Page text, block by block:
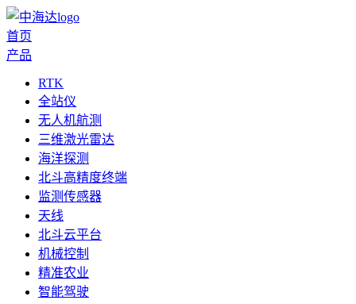
首页
产品
RTK
全站仪
无人机航测
三维激光雷达
海洋探测
北斗高精度终端
监测传感器
天线
北斗云平台
机械控制
精准农业
智能驾驶